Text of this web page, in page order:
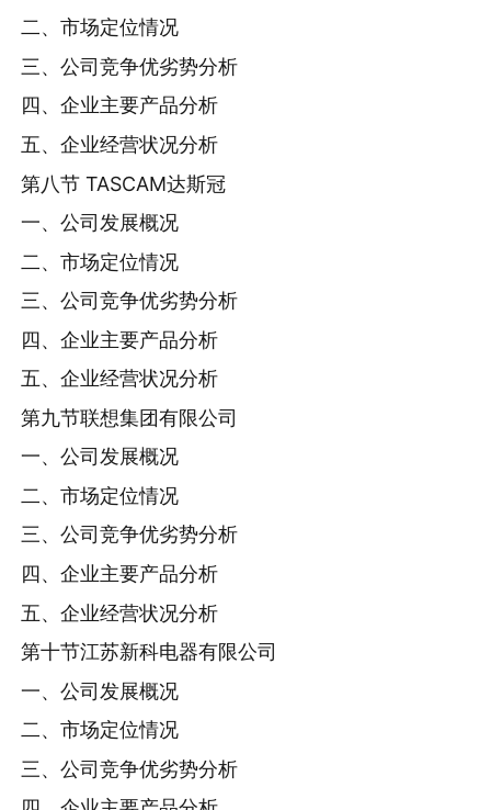
二、市场定位情况
三、公司竞争优劣势分析
四、企业主要产品分析
五、企业经营状况分析
第八节 TASCAM达斯冠
一、公司发展概况
二、市场定位情况
三、公司竞争优劣势分析
四、企业主要产品分析
五、企业经营状况分析
第九节联想集团有限公司
一、公司发展概况
二、市场定位情况
三、公司竞争优劣势分析
四、企业主要产品分析
五、企业经营状况分析
第十节江苏新科电器有限公司
一、公司发展概况
二、市场定位情况
三、公司竞争优劣势分析